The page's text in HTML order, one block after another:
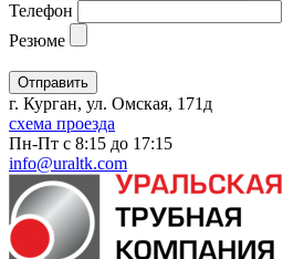
Телефон
Резюме
г. Курган, ул. Омская, 171д
схема проезда
Пн-Пт с 8:15 до 17:15
info@uraltk.com